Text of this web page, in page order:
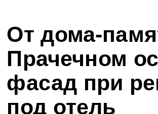
От дома-
Прачечном
фасад при
под отель